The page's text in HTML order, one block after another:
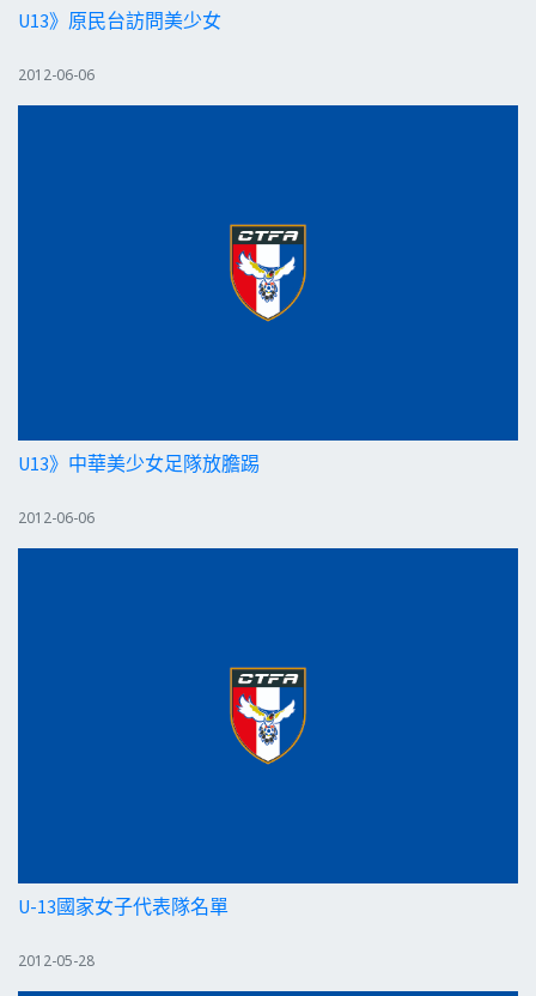
U13》原民台訪問美少女
2012-06-06
U13》中華美少女足隊放膽踢
2012-06-06
U-13國家女子代表隊名單
2012-05-28